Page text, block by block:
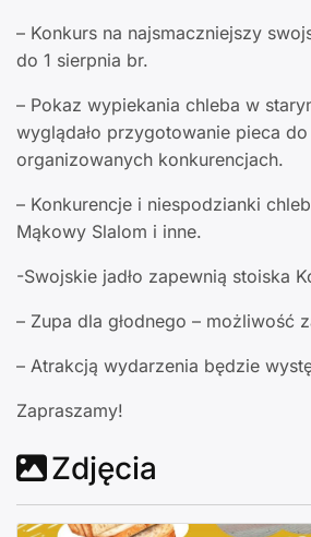
– Konkurs na najsmaczniejszy
do 1 sierpnia br.
– Pokaz wypiekania chleba w
wyglądało przygotowanie pieca
organizowanych konkurencjach.
– Konkurencje i niespodzianki
Mąkowy Slalom i inne.
-Swojskie jadło zapewnią stoiska
– Zupa dla głodnego – możliwość
– Atrakcją wydarzenia będzie
Zapraszamy!
Zdjęcia